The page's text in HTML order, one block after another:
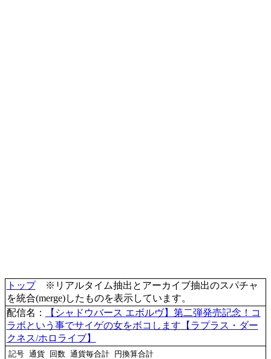
トップ※リアルタイム抽出とアーカイブ抽出のスパチャ
を統合(merge)したものを表示しています。
配信名：
【シャドウバース エボルヴ】第二弾発売記念！コ
ラボという事でサイゲの女をボコします【ラプラス・ダー
クネス/ホロライブ】
記号 通貨 回数 通貨毎合計 円換算合計